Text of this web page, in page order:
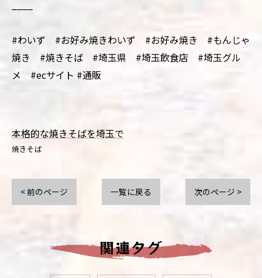
#わいず #お好み焼きわいず #お好み焼き #もんじゃ
焼き #焼きそば #埼玉県 #埼玉飲食店 #埼玉グル
メ #ecサイト #通販
本格的な焼きそばを埼玉で
焼きそば
< 前のページ 一覧に戻る 次のページ >
関連タグ